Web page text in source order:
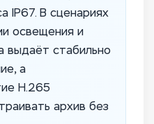
IP67. В сценариях
освещения и
выдаёт стабильно
а
H.265
архив без